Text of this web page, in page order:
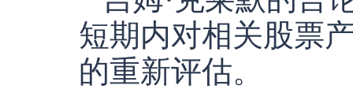
短期内对相关股票
的重新评估。